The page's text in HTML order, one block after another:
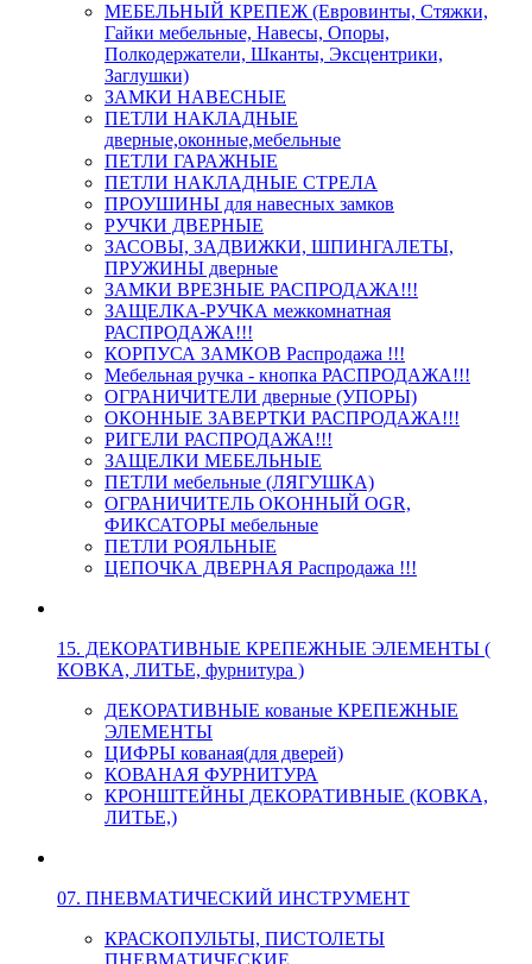
МЕБЕЛЬНЫЙ КРЕПЕЖ (Евровинты, Стяжки,
Гайки мебельные, Навесы, Опоры,
Полкодержатели, Шканты, Эксцентрики,
Заглушки)
ЗАМКИ НАВЕСНЫЕ
ПЕТЛИ НАКЛАДНЫЕ
дверные,оконные,мебельные
ПЕТЛИ ГАРАЖНЫЕ
ПЕТЛИ НАКЛАДНЫЕ СТРЕЛА
ПРОУШИНЫ для навесных замков
РУЧКИ ДВЕРНЫЕ
ЗАСОВЫ, ЗАДВИЖКИ, ШПИНГАЛЕТЫ,
ПРУЖИНЫ дверные
ЗАМКИ ВРЕЗНЫЕ РАСПРОДАЖА!!!
ЗАЩЕЛКА-РУЧКА межкомнатная
РАСПРОДАЖА!!!
КОРПУСА ЗАМКОВ Распродажа !!!
Мебельная ручка - кнопка РАСПРОДАЖА!!!
ОГРАНИЧИТЕЛИ дверные (УПОРЫ)
ОКОННЫЕ ЗАВЕРТКИ РАСПРОДАЖА!!!
РИГЕЛИ РАСПРОДАЖА!!!
ЗАЩЕЛКИ МЕБЕЛЬНЫЕ
ПЕТЛИ мебельные (ЛЯГУШКА)
ОГРАНИЧИТЕЛЬ ОКОННЫЙ OGR,
ФИКСАТОРЫ мебельные
ПЕТЛИ РОЯЛЬНЫЕ
ЦЕПОЧКА ДВЕРНАЯ Распродажа !!!
15. ДЕКОРАТИВНЫЕ КРЕПЕЖНЫЕ ЭЛЕМЕНТЫ (
КОВКА, ЛИТЬЕ, фурнитура )
ДЕКОРАТИВНЫЕ кованые КРЕПЕЖНЫЕ
ЭЛЕМЕНТЫ
ЦИФРЫ кованая(для дверей)
КОВАНАЯ ФУРНИТУРА
КРОНШТЕЙНЫ ДЕКОРАТИВНЫЕ (КОВКА,
ЛИТЬЕ,)
07. ПНЕВМАТИЧЕСКИЙ ИНСТРУМЕНТ
КРАСКОПУЛЬТЫ, ПИСТОЛЕТЫ
ПНЕВМАТИЧЕСКИЕ